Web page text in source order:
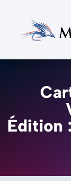
Édition